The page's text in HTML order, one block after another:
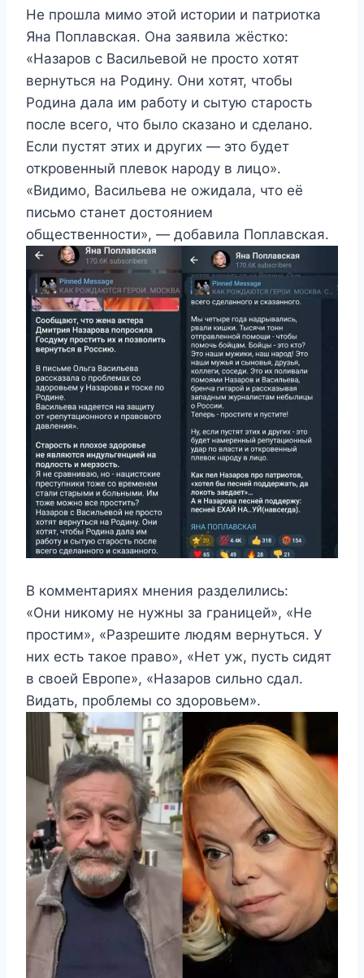
Не прошла мимо этой истории и патриотка
Яна Поплавская. Она заявила жёстко:
«Назаров с Васильевой не просто хотят
вернуться на Родину. Они хотят, чтобы
Родина дала им работу и сытую старость
после всего, что было сказано и сделано.
Если пустят этих и других — это будет
откровенный плевок народу в лицо».
«Видимо, Васильева не ожидала, что её
письмо станет достоянием
общественности», — добавила Поплавская.
В комментариях мнения разделились:
«Они никому не нужны за границей», «Не
простим», «Разрешите людям вернуться. У
них есть такое право», «Нет уж, пусть сидят
в своей Европе», «Назаров сильно сдал.
Видать, проблемы со здоровьем».